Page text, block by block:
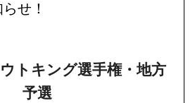
せ！
トキング選手権・地方
予選